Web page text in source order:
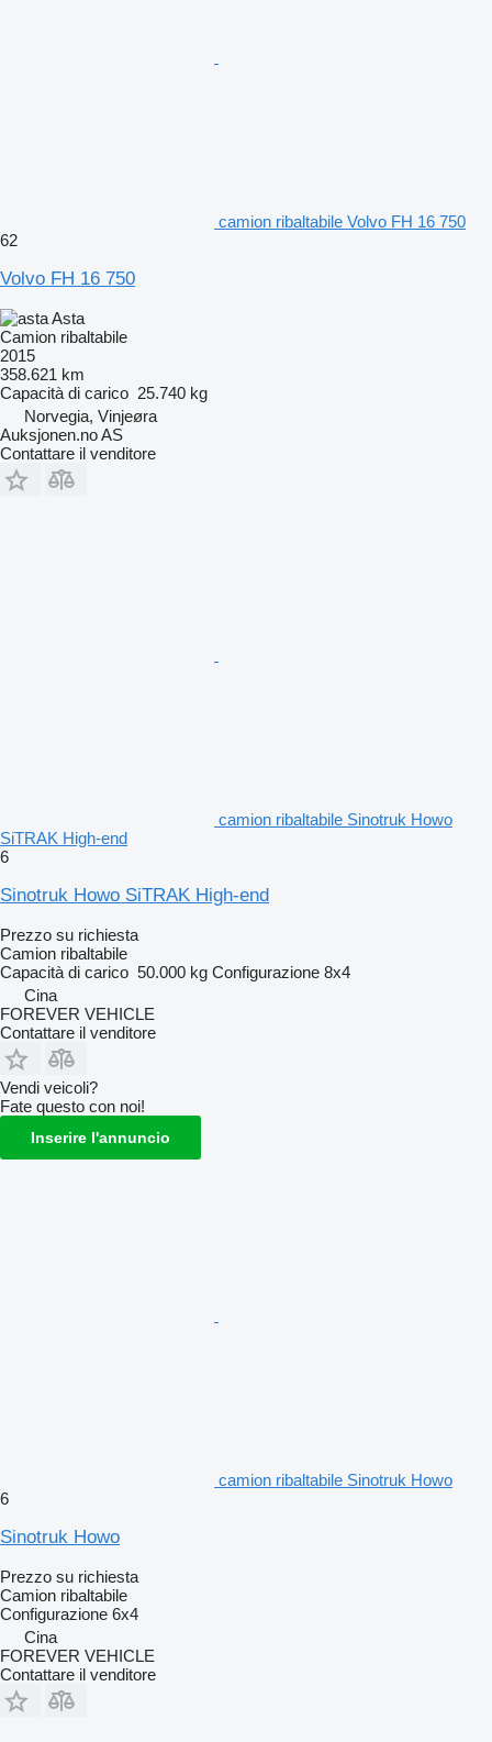
camion ribaltabile Volvo FH 16 750
62
Volvo FH 16 750
Asta
Camion ribaltabile
2015
358.621 km
Capacità di carico 25.740 kg
Norvegia, Vinjeøra
Auksjonen.no AS
Contattare il venditore
camion ribaltabile Sinotruk Howo
SiTRAK High-end
6
Sinotruk Howo SiTRAK High-end
Prezzo su richiesta
Camion ribaltabile
Capacità di carico 50.000 kg Configurazione 8x4
Cina
FOREVER VEHICLE
Contattare il venditore
Vendi veicoli?
Fate questo con noi!
Inserire l'annuncio
camion ribaltabile Sinotruk Howo
6
Sinotruk Howo
Prezzo su richiesta
Camion ribaltabile
Configurazione 6x4
Cina
FOREVER VEHICLE
Contattare il venditore